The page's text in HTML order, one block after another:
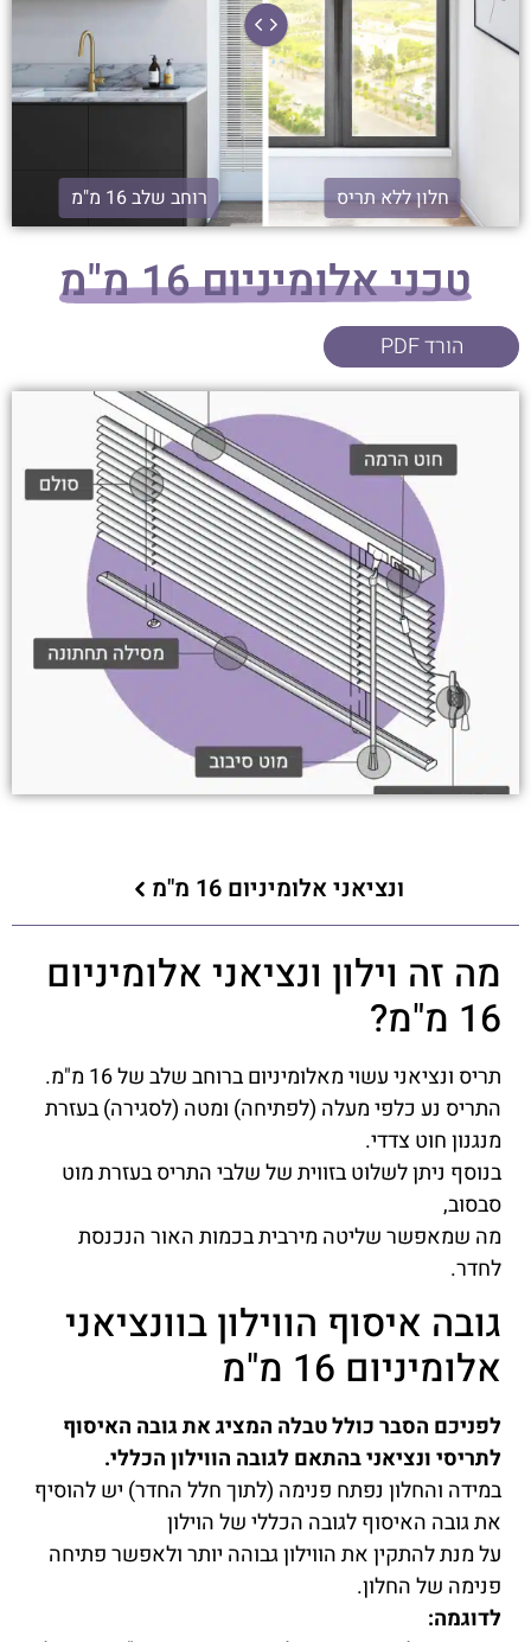
רוחב שלב 16 מ"מ חלון ללא תריס
טכני אלומיניום 16 מ"מ
הורד PDF
ונציאני אלומיניום 16 מ"מ
מה זה וילון ונציאני אלומיניום
16 מ"מ?
תריס ונציאני עשוי מאלומיניום ברוחב שלב של 16 מ"מ.
התריס נע כלפי מעלה (לפתיחה) ומטה (לסגירה) בעזרת
מנגנון חוט צדדי.
בנוסף ניתן לשלוט בזווית של שלבי התריס בעזרת מוט
סבסוב,
מה שמאפשר שליטה מירבית בכמות האור הנכנסת
לחדר.
גובה איסוף הווילון בוונציאני
אלומיניום 16 מ"מ
לפניכם הסבר כולל טבלה המציג את גובה האיסוף
לתריסי ונציאני בהתאם לגובה הווילון הכללי.
במידה והחלון נפתח פנימה (לתוך חלל החדר) יש להוסיף
את גובה האיסוף לגובה הכללי של הוילון
על מנת להתקין את הווילון גבוהה יותר ולאפשר פתיחה
פנימה של החלון.
לדוגמה: